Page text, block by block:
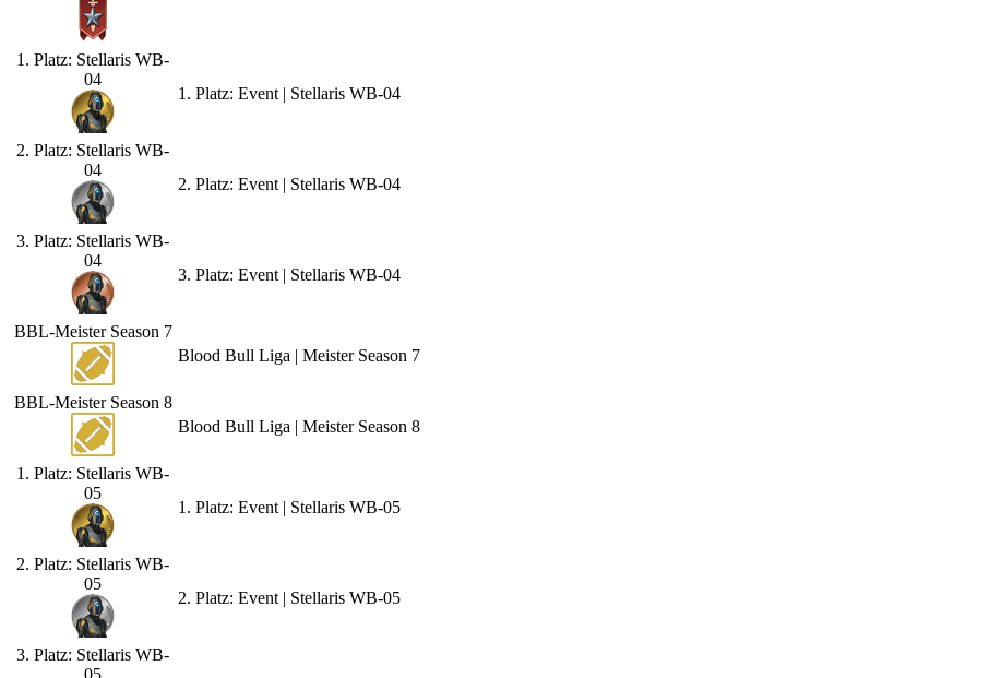
1. Platz: Stellaris WB-
04
1. Platz: Event | Stellaris WB-04
2. Platz: Stellaris WB-
04
2. Platz: Event | Stellaris WB-04
3. Platz: Stellaris WB-
04
3. Platz: Event | Stellaris WB-04
BBL-Meister Season 7
Blood Bull Liga | Meister Season 7
BBL-Meister Season 8
Blood Bull Liga | Meister Season 8
1. Platz: Stellaris WB-
05
1. Platz: Event | Stellaris WB-05
2. Platz: Stellaris WB-
05
2. Platz: Event | Stellaris WB-05
3. Platz: Stellaris WB-
05